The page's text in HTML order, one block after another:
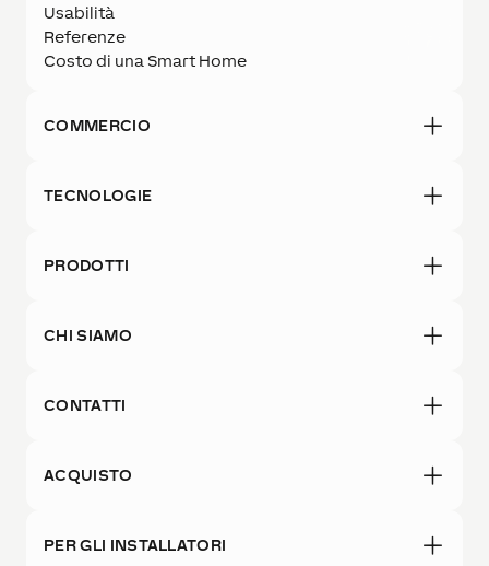
Usabilità
Referenze
Costo di una Smart Home
COMMERCIO
TECNOLOGIE
PRODOTTI
CHI SIAMO
CONTATTI
ACQUISTO
PER GLI INSTALLATORI